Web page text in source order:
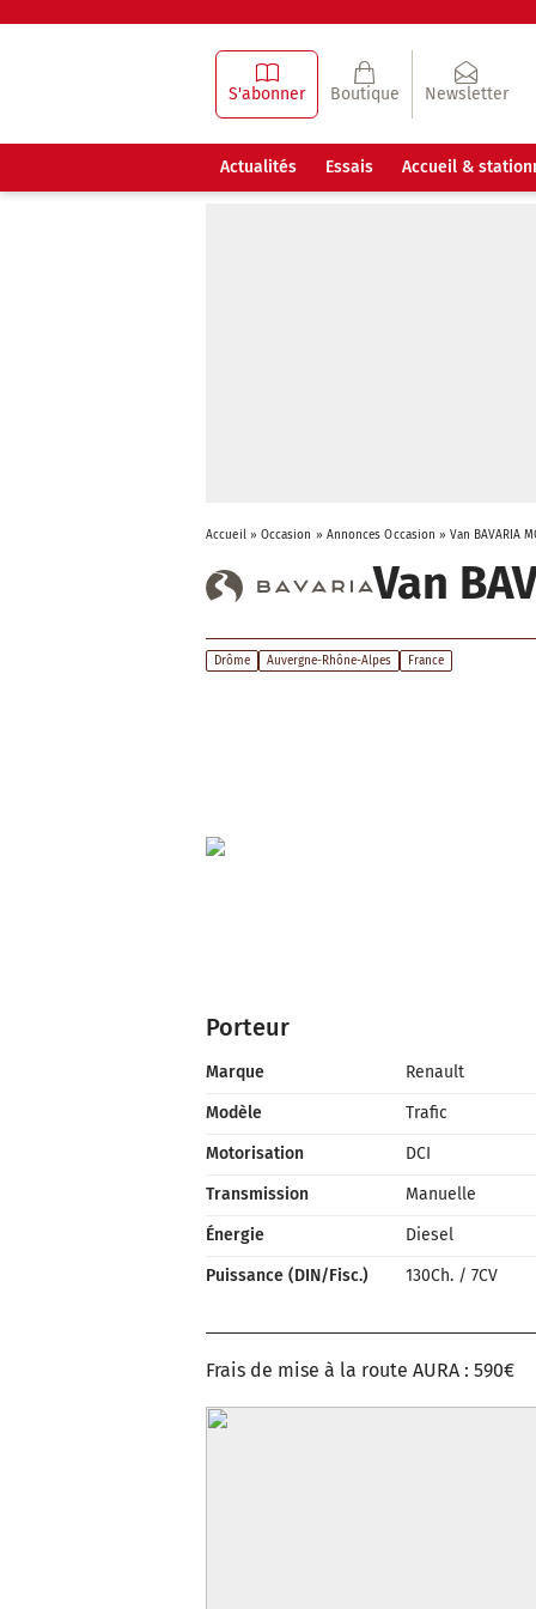
S'abonner Boutique Newsletter
Actualités Essais Accueil &
Accueil» Occasion » Annonces Occasion »Van BAVARIA
Van
Drôme Auvergne-Rhône-Alpes France
Porteur
Marque
Renault
Modèle
Trafic
Motorisation
DCI
Transmission
Manuelle
Énergie
Diesel
Puissance (DIN/Fisc.)
130Ch./ 7CV
Frais de mise à la route AURA : 590€